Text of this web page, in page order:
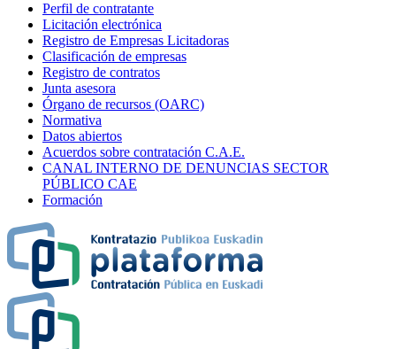
Perfil de contratante
Licitación electrónica
Registro de Empresas Licitadoras
Clasificación de empresas
Registro de contratos
Junta asesora
Órgano de recursos (OARC)
Normativa
Datos abiertos
Acuerdos sobre contratación C.A.E.
CANAL INTERNO DE DENUNCIAS SECTOR
PÚBLICO CAE
Formación